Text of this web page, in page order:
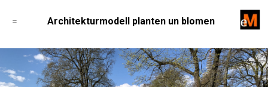
= Architekturmodell planten un blomen